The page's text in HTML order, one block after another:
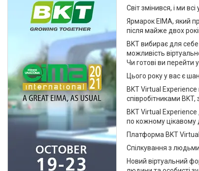
Світ змінився, і ми
Ярмарок EIMA, який
після майже двох
BKT вибирає для
можливість
Чи готові ви перейти
Цього року у вас є
BKT Virtual
співробітниками
BKT Virtual Experience
по кожному цікавому
Платформа BKT
Спілкування з
Новий віртуальний